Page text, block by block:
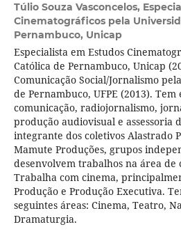
Túlio Souza Vasconcelos,
Cinematográficos pela
Pernambuco, Unicap
Especialista em Estudos
Católica de Pernambuco, Unicap
Comunicação Social/Jornalismo
de Pernambuco, UFPE (2013).
comunicação, radiojornalismo,
produção audiovisual e assessoria
integrante dos coletivos Alastrado
Mamute Produções, grupos
desenvolvem trabalhos na área de
Trabalha com cinema,
Produção e Produção Executiva.
seguintes áreas: Cinema, Teatro,
Dramaturgia.